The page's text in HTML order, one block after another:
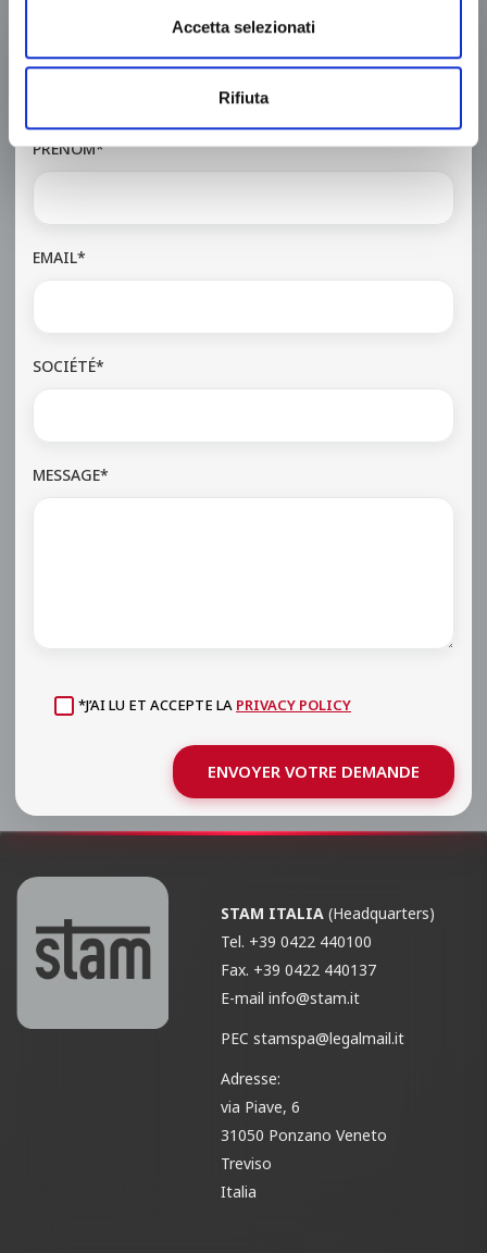
Accetta selezionati
Rifiuta
PRÉNOM*
EMAIL*
SOCIÉTÉ*
MESSAGE*
*J’AI LU ET ACCEPTE LA PRIVACY POLICY
ENVOYER VOTRE DEMANDE
STAM ITALIA (Headquarters)
Tel. +39 0422 440100
Fax. +39 0422 440137
E-mailinfo@stam.it
PECstamspa@legalmail.it
Adresse:
via Piave, 6
31050 Ponzano Veneto
Treviso
Italia